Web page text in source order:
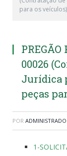
para os veículos)
PREGÃO
00026
Jurídica
peças
POR
1-